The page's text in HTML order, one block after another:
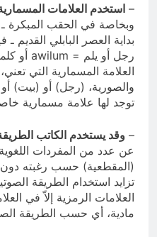
– استخدم العلامات
وبخاصة في الحقب المبكرة
بداية العصر البابلي القديم
العلامة المسمارية التي
والصورية، (رجل) أو (بيت)
توجد لها علامة مسمارية
– وقد يستخدم الكاتب
عن عدد من المفردات اللغوية
(المقطعية) حسب رغبته دون
تزايد استخدام الطريقة
العلامات الرمزية إلاّ في
مادية، أي حسب الطريقة